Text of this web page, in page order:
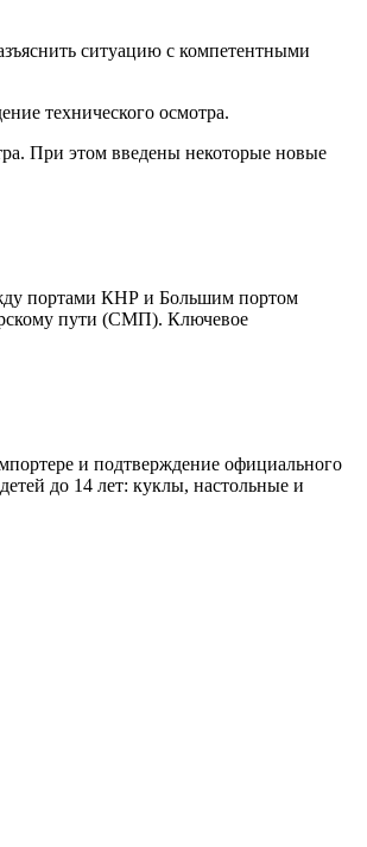
ситуацию с компетентными
технического осмотра.
При этом введены некоторые новые
портами КНР и Большим портом
пути (СМП). Ключевое
и подтверждение официального
до 14 лет: куклы, настольные и